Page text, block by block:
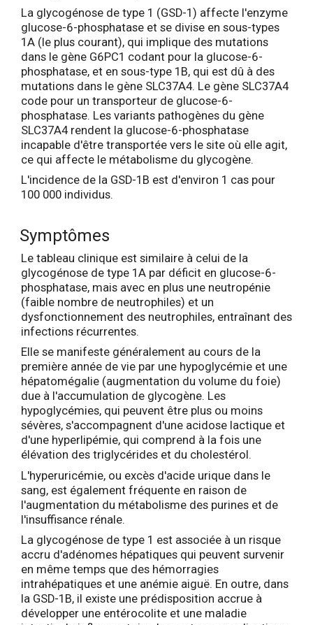
La glycogénose de type 1 (GSD-1) affecte l'enzyme
glucose-6-phosphatase et se divise en sous-types
1A (le plus courant), qui implique des mutations
dans le gène G6PC1 codant pour la glucose-6-
phosphatase, et en sous-type 1B, qui est dû à des
mutations dans le gène SLC37A4. Le gène SLC37A4
code pour un transporteur de glucose-6-
phosphatase. Les variants pathogènes du gène
SLC37A4 rendent la glucose-6-phosphatase
incapable d'être transportée vers le site où elle agit,
ce qui affecte le métabolisme du glycogène.
L'incidence de la GSD-1B est d'environ 1 cas pour
100 000 individus.
Symptômes
Le tableau clinique est similaire à celui de la
glycogénose de type 1A par déficit en glucose-6-
phosphatase, mais avec en plus une neutropénie
(faible nombre de neutrophiles) et un
dysfonctionnement des neutrophiles, entraînant des
infections récurrentes.
Elle se manifeste généralement au cours de la
première année de vie par une hypoglycémie et une
hépatomégalie (augmentation du volume du foie)
due à l'accumulation de glycogène. Les
hypoglycémies, qui peuvent être plus ou moins
sévères, s'accompagnent d'une acidose lactique et
d'une hyperlipémie, qui comprend à la fois une
élévation des triglycérides et du cholestérol.
L'hyperuricémie, ou excès d'acide urique dans le
sang, est également fréquente en raison de
l'augmentation du métabolisme des purines et de
l'insuffisance rénale.
La glycogénose de type 1 est associée à un risque
accru d'adénomes hépatiques qui peuvent survenir
en même temps que des hémorragies
intrahépatiques et une anémie aiguë. En outre, dans
la GSD-1B, il existe une prédisposition accrue à
développer une entérocolite et une maladie